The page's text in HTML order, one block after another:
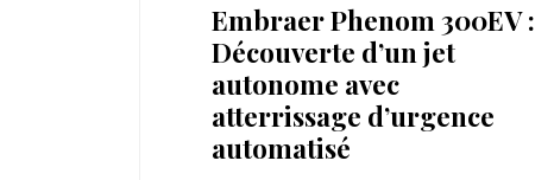
Embraer Phenom 300EV :
Découverte d’un jet
autonome avec
atterrissage d’urgence
automatisé